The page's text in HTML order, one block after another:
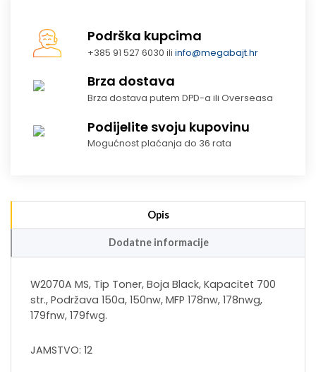
Podrška kupcima
+385 91 527 6030 iliinfo@megabajt.hr
Brza dostava
Brza dostava putem DPD-a ili Overseasa
Podijelite svoju kupovinu
Mogućnost plaćanja do 36 rata
Opis
Dodatne informacije
W2070A MS, Tip Toner, Boja Black, Kapacitet 700
str., Podržava 150a, 150nw, MFP 178nw, 178nwg,
179fnw, 179fwg.
JAMSTVO: 12